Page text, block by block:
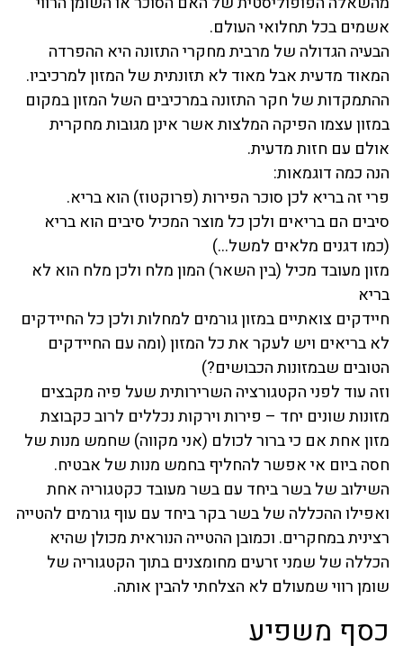
אשמים בכל תחלואי העולם.
הבעיה הגדולה של מרבית מחקרי התזונה היא ההפרדה
המאוד מדעית אבל מאוד לא תזונתית של המזון למרכיביו.
ההתמקדות של חקר התזונה במרכיבים השל המזון במקום
במזון עצמו הפיקה המלצות אשר אינן מגובות מחקרית
אולם עם חזות מדעית.
הנה כמה דוגמאות:
פרי זה בריא לכן סוכר הפירות (פרוקטוז) הוא בריא.
סיבים הם בריאים ולכן כל מוצר המכיל סיבים הוא בריא
(כמו דגנים מלאים למשל…)
מזון מעובד מכיל (בין השאר) המון מלח ולכן מלח הוא לא
בריא
חיידקים צואתיים במזון גורמים למחלות ולכן כל החיידקים
לא בריאים ויש לעקר את כל המזון (ומה עם החיידקים
הטובים שבמזונות הכבושים?)
וזה עוד לפני הקטגורציה השרירותית שעל פיה מקבצים
מזונות שונים יחד – פירות וירקות נכללים לרוב כקבוצת
מזון אחת אם כי ברור לכולם (אני מקווה) שחמש מנות של
חסה ביום אי אפשר להחליף בחמש מנות של אבטיח.
השילוב של בשר ביחד עם בשר מעובד כקטגוריה אחת
ואפילו ההכללה של בשר בקר ביחד עם עוף גורמים להטייה
רצינית במחקרים. וכמובן ההטייה הנוראית מכולן שהיא
הכללה של שמני זרעים מחומצנים בתוך הקטגוריה של
שומן רווי שמעולם לא הצלחתי להבין אותה.
כסף משפיע